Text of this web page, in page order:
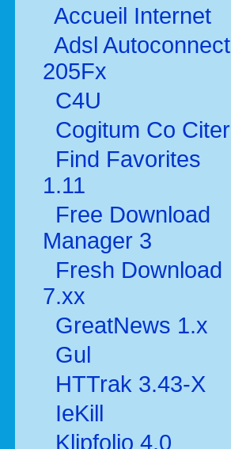
Accueil Internet
Adsl Autoconnect
205Fx
C4U
Cogitum Co Citer
Find Favorites
1.11
Free Download
Manager 3
Fresh Download
7.xx
GreatNews 1.x
Gul
HTTrak 3.43-X
IeKill
Klipfolio 4.0